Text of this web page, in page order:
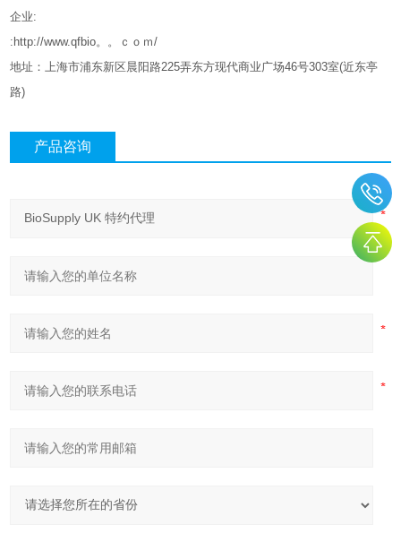
企业:
:http://www.qfbio。。ｃｏｍ/
地址：上海市浦东新区晨阳路225弄东方现代商业广场46号303室(近东亭
路)
产品咨询